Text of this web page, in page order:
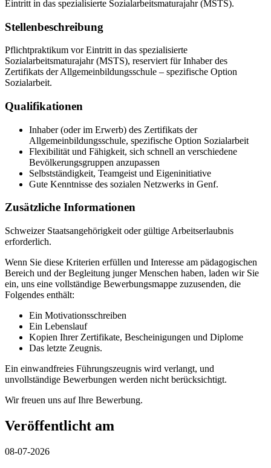
Eintritt in das spezialisierte Sozialarbeitsmaturajahr (MSTS).
Stellenbeschreibung
Pflichtpraktikum vor Eintritt in das spezialisierte
Sozialarbeitsmaturajahr (MSTS), reserviert für Inhaber des
Zertifikats der Allgemeinbildungsschule – spezifische Option
Sozialarbeit.
Qualifikationen
Inhaber (oder im Erwerb) des Zertifikats der
Allgemeinbildungsschule, spezifische Option Sozialarbeit
Flexibilität und Fähigkeit, sich schnell an verschiedene
Bevölkerungsgruppen anzupassen
Selbstständigkeit, Teamgeist und Eigeninitiative
Gute Kenntnisse des sozialen Netzwerks in Genf.
Zusätzliche Informationen
Schweizer Staatsangehörigkeit oder gültige Arbeitserlaubnis
erforderlich.
Wenn Sie diese Kriterien erfüllen und Interesse am pädagogischen
Bereich und der Begleitung junger Menschen haben, laden wir Sie
ein, uns eine vollständige Bewerbungsmappe zuzusenden, die
Folgendes enthält:
Ein Motivationsschreiben
Ein Lebenslauf
Kopien Ihrer Zertifikate, Bescheinigungen und Diplome
Das letzte Zeugnis.
Ein einwandfreies Führungszeugnis wird verlangt, und
unvollständige Bewerbungen werden nicht berücksichtigt.
Wir freuen uns auf Ihre Bewerbung.
Veröffentlicht am
08-07-2026